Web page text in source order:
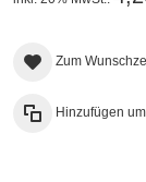
Zum
Hinzufügen